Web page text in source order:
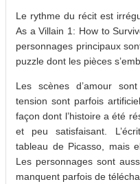
Le rythme du récit est
As a Villain 1: How to
personnages principaux
puzzle dont les pièces
Les scènes d’amour
tension sont parfois
façon dont l’histoire a été
et peu satisfaisant.
tableau de Picasso, mais
Les personnages sont
manquent parfois de